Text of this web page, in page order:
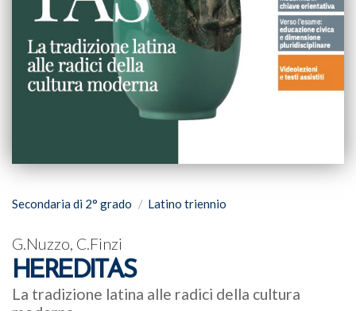
Secondaria di 2° grado Latino triennio
G.Nuzzo, C.Finzi
HEREDITAS
La tradizione latina alle radici della cultura